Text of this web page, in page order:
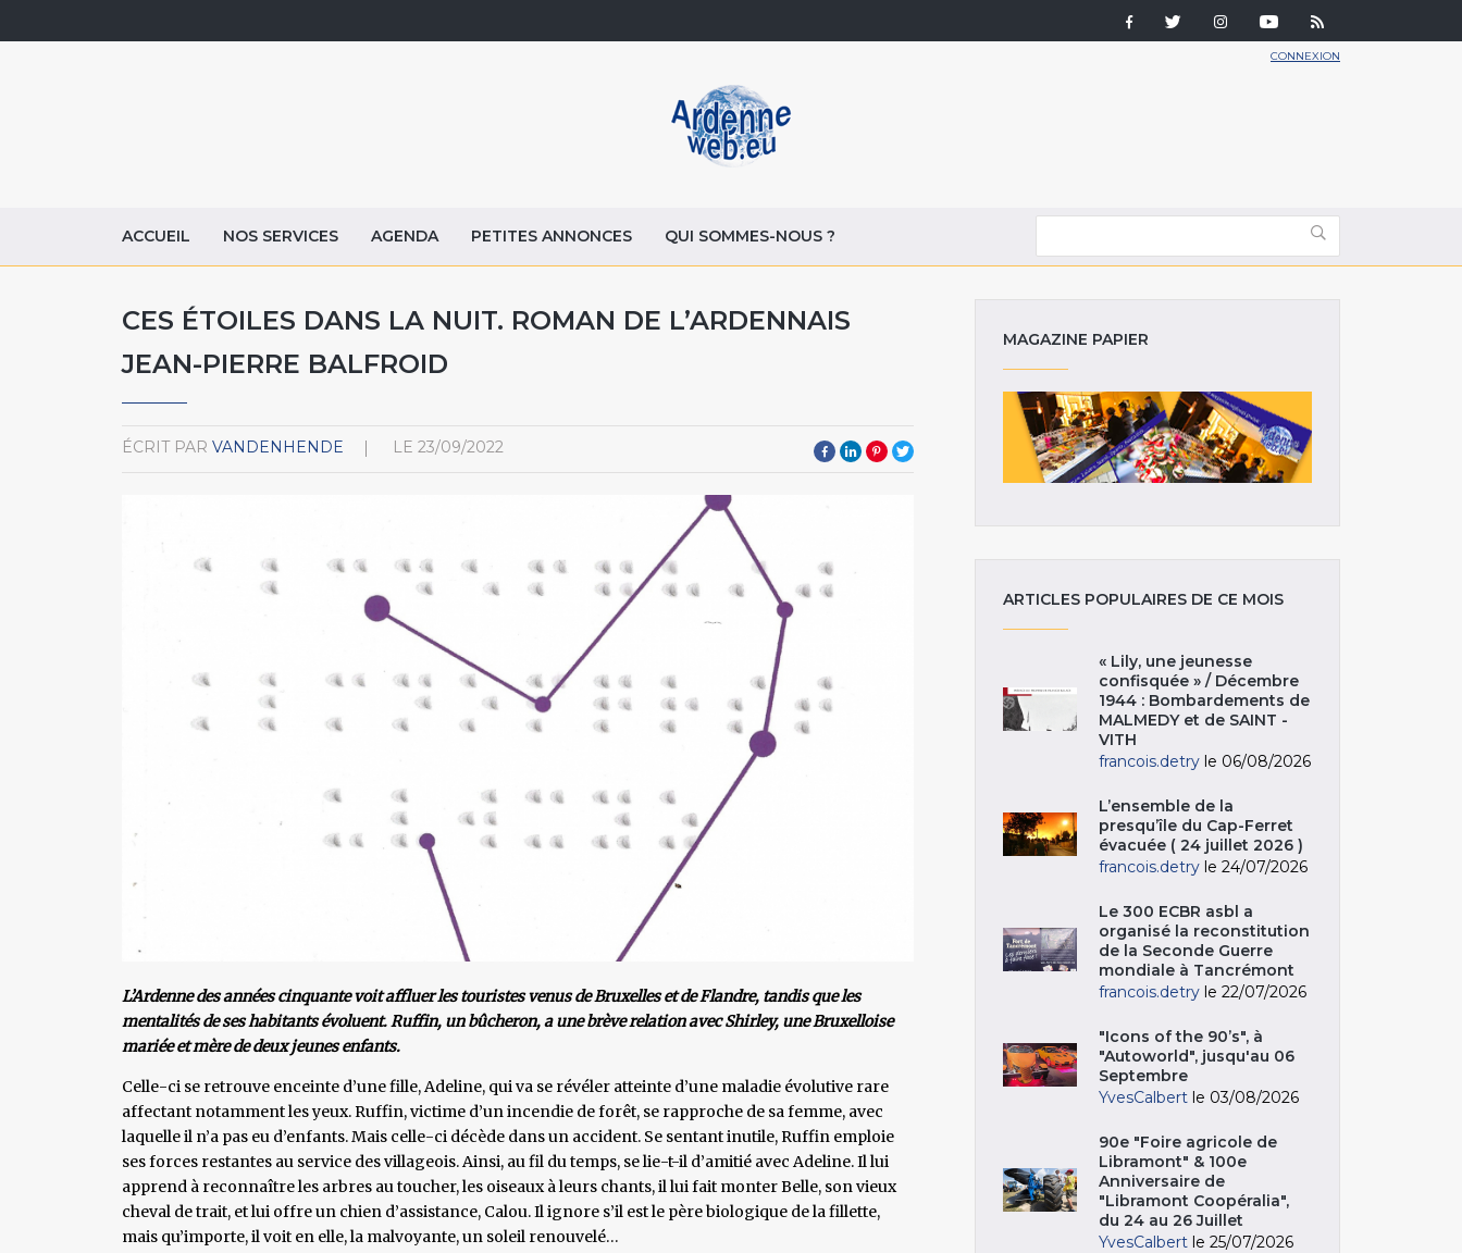
CONNEXION
ACCUEIL NOS SERVICES AGENDA PETITES ANNONCES QUI SOMMES-NOUS ?
CES ÉTOILES DANS LA NUIT. ROMAN DE L’ARDENNAIS
JEAN-PIERRE BALFROID
ÉCRIT PAR VANDENHENDE LE 23/09/2022
L’Ardenne des années cinquante voit affluer les touristes venus de Bruxelles et de Flandre, tandis que les
mentalités de ses habitants évoluent. Ruffin, un bûcheron, a une brève relation avec Shirley, une Bruxelloise
mariée et mère de deux jeunes enfants.
Celle-ci se retrouve enceinte d’une fille, Adeline, qui va se révéler atteinte d’une maladie évolutive rare
affectant notamment les yeux. Ruffin, victime d’un incendie de forêt, se rapproche de sa femme, avec
laquelle il n’a pas eu d’enfants. Mais celle-ci décède dans un accident. Se sentant inutile, Ruffin emploie
ses forces restantes au service des villageois. Ainsi, au fil du temps, se lie-t-il d’amitié avec Adeline. Il lui
apprend à reconnaître les arbres au toucher, les oiseaux à leurs chants, il lui fait monter Belle, son vieux
cheval de trait, et lui offre un chien d’assistance, Calou. Il ignore s’il est le père biologique de la fillette,
mais qu’importe, il voit en elle, la malvoyante, un soleil renouvelé…
MAGAZINE PAPIER
ARTICLES POPULAIRES DE CE MOIS
« Lily, une jeunesse
confisquée » / Décembre
1944 : Bombardements de
MALMEDY et de SAINT -
VITH
francois.detry le 06/08/2026
L’ensemble de la
presqu’île du Cap-Ferret
évacuée ( 24 juillet 2026 )
francois.detry le 24/07/2026
Le 300 ECBR asbl a
organisé la reconstitution
de la Seconde Guerre
mondiale à Tancrémont
francois.detry le 22/07/2026
"Icons of the 90’s", à
"Autoworld", jusqu'au 06
Septembre
YvesCalbert le 03/08/2026
90e "Foire agricole de
Libramont" & 100e
Anniversaire de
"Libramont Coopéralia",
du 24 au 26 Juillet
YvesCalbert le 25/07/2026